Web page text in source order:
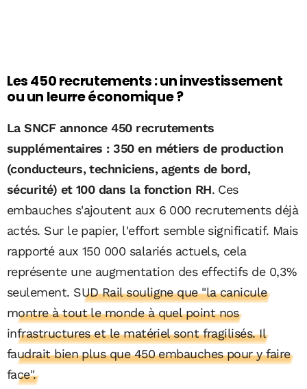
Les 450 recrutements : un investissement
ou un leurre économique ?
La SNCF annonce 450 recrutements
supplémentaires : 350 en métiers de production
(conducteurs, techniciens, agents de bord,
sécurité) et 100 dans la fonction RH. Ces
embauches s'ajoutent aux 6 000 recrutements déjà
actés. Sur le papier, l'effort semble significatif. Mais
rapporté aux 150 000 salariés actuels, cela
représente une augmentation des effectifs de 0,3%
seulement. SUD Rail souligne que "la canicule
montre à tout le monde à quel point nos
infrastructures et le matériel sont fragilisés. Il
faudrait bien plus que 450 embauches pour y faire
face".